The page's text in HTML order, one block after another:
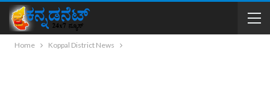
Home Koppal District News